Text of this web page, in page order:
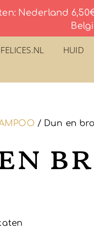
Nederland
FELICES.NL HUID
/ Dun en